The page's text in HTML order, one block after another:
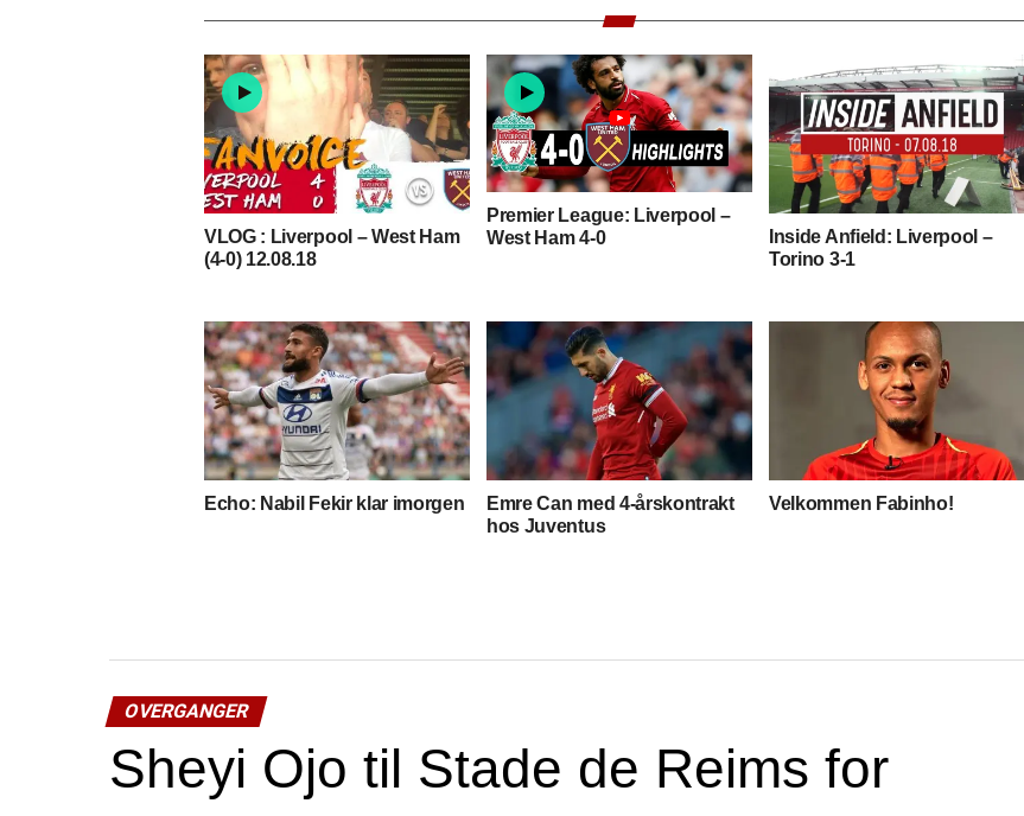
VLOG : Liverpool – West Ham
(4-0) 12.08.18
Premier League: Liverpool –
West Ham 4-0
Inside Anfield: Liverpool –
Torino 3-1
Echo: Nabil Fekir klar imorgen
Emre Can med 4-årskontrakt
hos Juventus
Velkommen Fabinho!
OVERGANGER
Sheyi Ojo til Stade de Reims for